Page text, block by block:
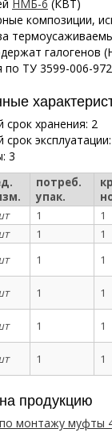
НМБ-6 (КВТ)
композиции,
галогенов
по ТУ 3599-006-
срок хранения: 2
эксплуатации:
3
потреб.
упак.
1
1
1
1
1
1
1
1
1
1
1 1
продукцию
монтажу муфты